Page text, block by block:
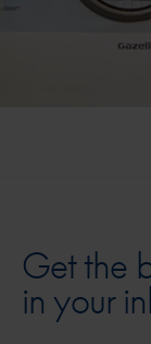
Get the
in your